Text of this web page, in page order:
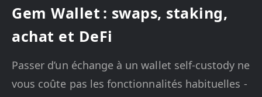
Gem Wallet : swaps, staking,
achat et DeFi
Passer d’un échange à un wallet self-custody ne
vous coûte pas les fonctionnalités habituelles -